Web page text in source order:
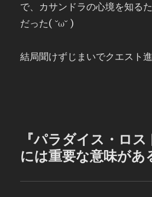
で、カサンドラの心境を知る
だった( ˘ω˘ )
結局聞けずじまいでクエスト
『パラダイス・ロ
には重要な意味があ